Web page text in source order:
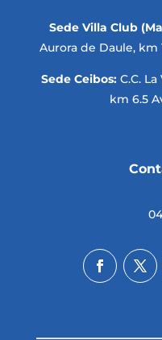
Sede Villa Club
Aurora de Daule, km
Sede Ceibos:C.C.
km 6.5